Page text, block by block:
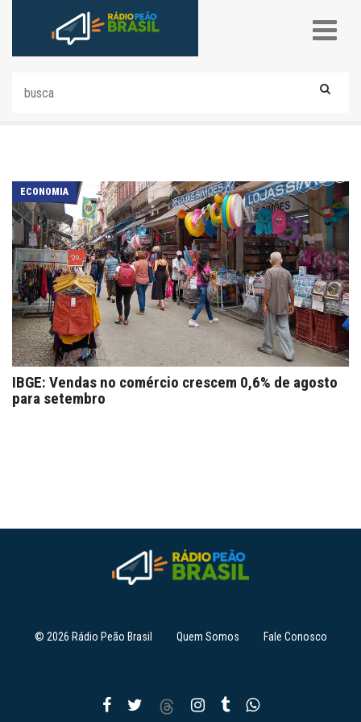
ECONOMIA
IBGE: Vendas no comércio crescem 0,6% de agosto
para setembro
© 2026 Rádio Peão Brasil Quem Somos Fale Conosco